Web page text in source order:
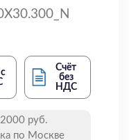
Счёт
без
НДС
руб.
по Москве